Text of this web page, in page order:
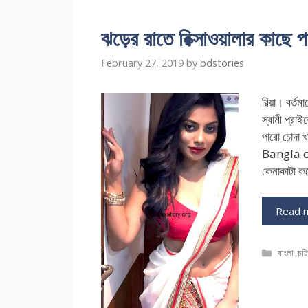
ঝড়ের রাতে রিক্সাওয়ালার কাছে
February 27, 2019 by bdstories
রিয়া।
স্বামী
পারো চোদা
Bangla
কেনাকাটা
Read
বাংলা-চটি